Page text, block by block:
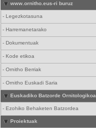
www.ornitho.eus-ri buruz
- Legezkotasuna
- Harremanetarako
- Dokumentuak
- Kode etikoa
- Ornitho Berriak
- Ornitho Euskadi Saria
Euskadiko Batzorde Ornitologikoa
- Ezohiko Behaketen Batzordea
Proiektuak